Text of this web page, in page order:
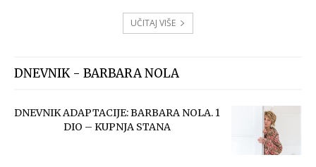
UČITAJ VIŠE
DNEVNIK - BARBARA NOLA
DNEVNIK ADAPTACIJE: BARBARA NOLA. 1
DIO – KUPNJA STANA